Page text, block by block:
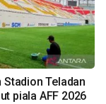
Stadion Teladan
piala AFF 2026